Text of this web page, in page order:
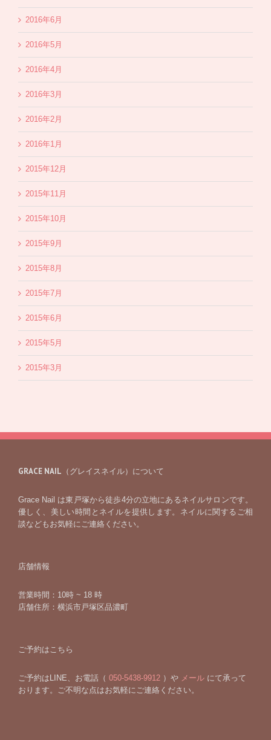
2016年6月
2016年5月
2016年4月
2016年3月
2016年2月
2016年1月
2015年12月
2015年11月
2015年10月
2015年9月
2015年8月
2015年7月
2015年6月
2015年5月
2015年3月
GRACE NAIL（グレイスネイル）について
Grace Nail は東戸塚から徒歩4分の立地にあるネイルサロンです。
優しく、美しい時間とネイルを提供します。ネイルに関するご相
談などもお気軽にご連絡ください。
店舗情報
営業時間：10時 ~ 18 時
店舗住所：横浜市戸塚区品濃町
ご予約はこちら
ご予約はLINE、お電話（ 050-5438-9912 ）や メール にて承って
おります。ご不明な点はお気軽にご連絡ください。